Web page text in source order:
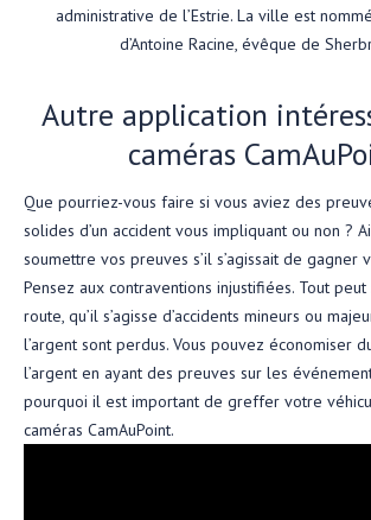
administrative de l’Estrie. La ville est
d’Antoine Racine, évêque de
Autre application
caméras
Que pourriez-vous faire si vous aviez des
solides d’un accident vous impliquant ou non ?
soumettre vos preuves s’il s’agissait de gagner
Pensez aux contraventions injustifiées. Tout
route, qu’il s’agisse d’accidents mineurs ou
l’argent sont perdus. Vous pouvez économiser
l’argent en ayant des preuves sur les
pourquoi il est important de greffer votre
caméras CamAuPoint.